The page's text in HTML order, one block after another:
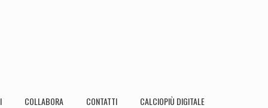
COLLABORA CONTATTI CALCIOPIÙ DIGITALE